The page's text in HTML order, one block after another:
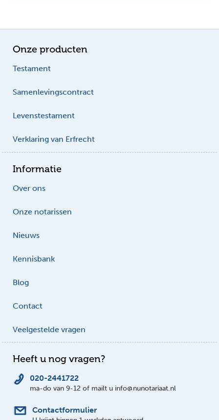
Onze producten
Testament
Samenlevingscontract
Levenstestament
Verklaring van Erfrecht
Informatie
Over ons
Onze notarissen
Nieuws
Kennisbank
Blog
Contact
Veelgestelde vragen
Heeft u nog vragen?
020-2441722
ma-do van 9-12 of mailt u info@nunotariaat.nl
Contactformulier